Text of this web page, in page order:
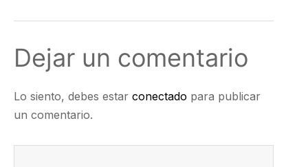
Dejar un comentario
Lo siento, debes estar conectado para publicar
un comentario.